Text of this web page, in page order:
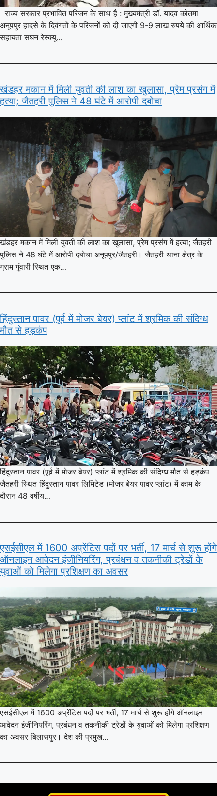
राज्य सरकार प्रभावित परिजन के साथ है : मुख्यमंत्री डॉ. यादव कोतमा
अनूपपुर हादसे के दिवंगतों के परिजनों को दी जाएगी 9-9 लाख रुपये की आर्थिक
सहायता सघन रेस्क्यू…
खंडहर मकान में मिली युवती की लाश का खुलासा, प्रेम प्रसंग में
हत्या; जैतहरी पुलिस ने 48 घंटे में आरोपी दबोचा
खंडहर मकान में मिली युवती की लाश का खुलासा, प्रेम प्रसंग में हत्या; जैतहरी
पुलिस ने 48 घंटे में आरोपी दबोचा अनूपपुर/जैतहरी। जैतहरी थाना क्षेत्र के
ग्राम गुंवारी स्थित एक…
हिंदुस्तान पावर (पूर्व में मोजर बेयर) प्लांट में श्रमिक की संदिग्ध
मौत से हड़कंप
हिंदुस्तान पावर (पूर्व में मोजर बेयर) प्लांट में श्रमिक की संदिग्ध मौत से हड़कंप
जैतहरी स्थित हिंदुस्तान पावर लिमिटेड (मोजर बेयर पावर प्लांट) में काम के
दौरान 48 वर्षीय…
एसईसीएल में 1600 अप्रेंटिस पदों पर भर्ती, 17 मार्च से शुरू होंगे
ऑनलाइन आवेदन इंजीनियरिंग, प्रबंधन व तकनीकी ट्रेडों के
युवाओं को मिलेगा प्रशिक्षण का अवसर
एसईसीएल में 1600 अप्रेंटिस पदों पर भर्ती, 17 मार्च से शुरू होंगे ऑनलाइन
आवेदन इंजीनियरिंग, प्रबंधन व तकनीकी ट्रेडों के युवाओं को मिलेगा प्रशिक्षण
का अवसर बिलासपुर। देश की प्रमुख…